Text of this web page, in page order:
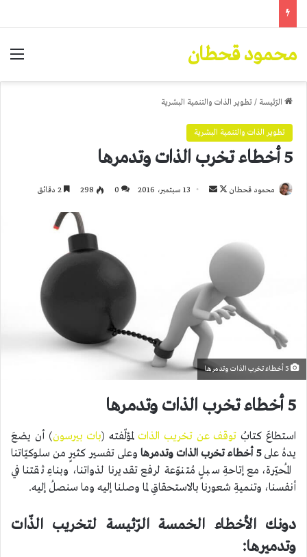
محمود قحطان
الرّئيسة /تطوير الذات والتنمية البشرية
تطوير الذات والتنمية البشرية
5 أخطاء تخرب الذات وتدمرها
محمود قحطان
تابعأرسل
13 سبتمبر، 2016 0
298
5 أخطاء تخرب الذات وتدمرها
استطاعَ كتابُ توقف عن تخريب الذاتلمؤلّفته (بات بيرسون) أن يضعَ
يدهُ على5 أخطاء تخرب الذات وتدمرها
وعلى تفسير كثيرٍ من سلوكيّاتنا
المُحيّرة، مع إتاحةِ سبلٍ مُتنوّعة لرفع تقديرنا لذواتنا، وبناءِ ثقتنا في
أنفسنا، وتنميةِ شعورنا بالاستحقاقِ لما وصلنا إليه وما سنصلُ إليه.
دونك الأخطاء الخمسة الرّئيسة لتخريب الذّات
وتدميرها: